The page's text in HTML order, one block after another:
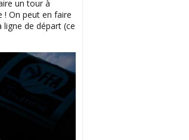
un tour à
! On peut en faire
ligne de départ (ce